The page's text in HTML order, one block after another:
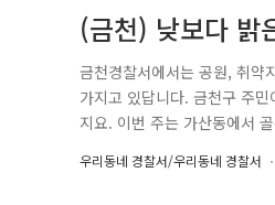
(금천) 낮보다 밝
금천경찰서에서는 공원, 취약
가지고 있답니다. 금천구 주
지요. 이번 주는 가산동에서
다^^/ 지난 10월 2일 20시에
습니다. 가산 파출소를 출발
우리동네 경찰서/우리동네 경찰서